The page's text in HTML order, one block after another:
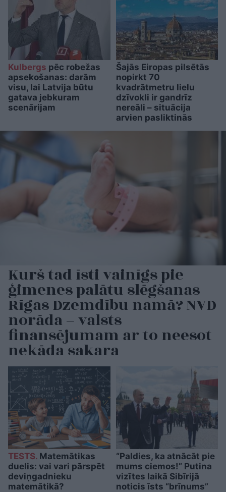
Kulbergs pēc robežas
apsekošanas: darām
visu, lai Latvija būtu
gatava jebkuram
scenārijam
Šajās Eiropas pilsētās
nopirkt 70
kvadrātmetru lielu
dzīvokli ir gandrīz
nereāli – situācija
arvien pasliktinās
Kurš tad īsti vainīgs pie
ģimenes palātu slēgšanas
Rīgas Dzemdību namā? NVD
norāda – valsts
finansējumam ar to neesot
nekāda sakara
TESTS. Matemātikas
duelis: vai vari pārspēt
deviņgadnieku
matemātikā?
“Paldies, ka atnācāt pie
mums ciemos!” Putina
vizītes laikā Sibīrijā
noticis īsts “brīnums”